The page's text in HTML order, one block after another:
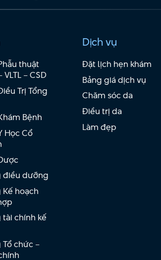
thuật
VLTL – CSD
Trị Tổng
Bệnh
Học Cổ
điều dưỡng
Kế hoạch
tài chính kế
Tổ chức –
Dịch vụ
Đặt lịch hẹn khám
Bảng giá dịch vụ
Chăm sóc da
Điều trị da
Làm đẹp